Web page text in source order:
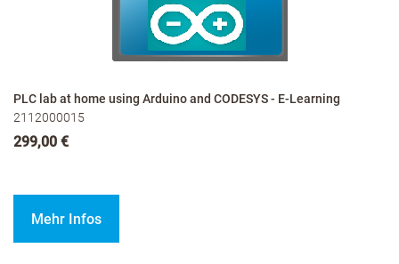
PLC lab at home using Arduino and CODESYS - E-Learning
2112000015
299,00 €
Mehr Infos